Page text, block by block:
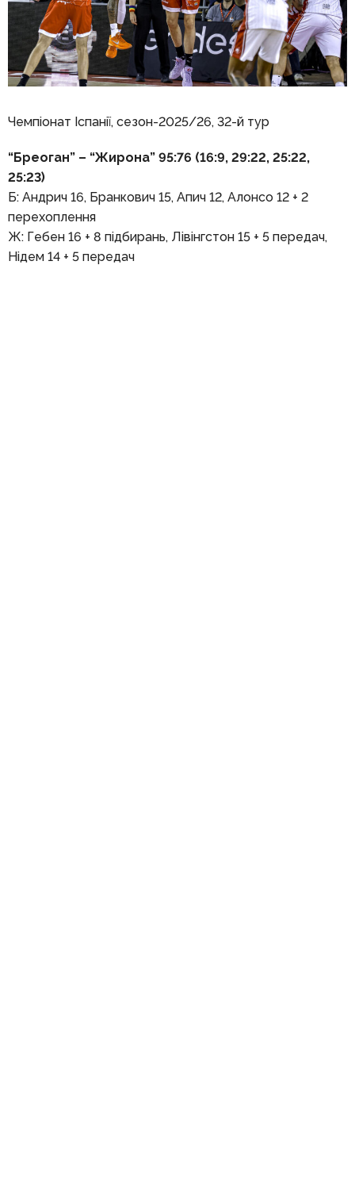
Чемпіонат Іспанії, сезон-2025/26, 32-й тур
“Бреоган” – “Жирона” 95:76 (16:9, 29:22, 25:22,
25:23)
Б: Андрич 16, Бранкович 15, Апич 12, Алонсо 12 + 2
перехоплення
Ж: Гебен 16 + 8 підбирань, Лівінгстон 15 + 5 передач,
Нідем 14 + 5 передач